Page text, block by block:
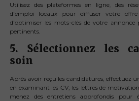
Utilisez des plateformes en ligne, des
d’emploi locaux pour diffuser votre offre
d’optimiser les mots-clés de votre
pertinents.
5. Sélectionnez les
soin
Après avoir reçu les candidatures, effectuez
en examinant les CV, les lettres de
menez des entretiens approfondis pour